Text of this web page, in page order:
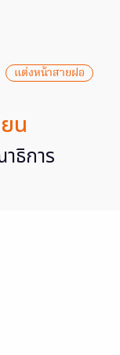
แต่งหน้าสายฝอ
น
ธิการ